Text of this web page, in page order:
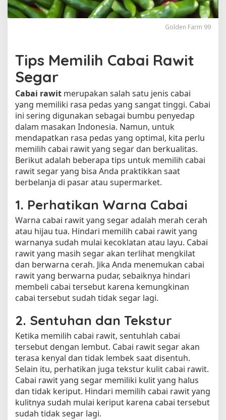
R
a
S
e
r
Golden Farm 99
Tips Memilih Cabai Rawit
Segar
Cabai rawit merupakan salah satu jenis cabai
yang memiliki rasa pedas yang sangat tinggi. Cabai
ini sering digunakan sebagai bumbu penyedap
dalam masakan Indonesia. Namun, untuk
mendapatkan rasa pedas yang optimal, kita perlu
memilih cabai rawit yang segar dan berkualitas.
Berikut adalah beberapa tips untuk memilih cabai
rawit segar yang bisa Anda praktikkan saat
berbelanja di pasar atau supermarket.
1. Perhatikan Warna Cabai
Warna cabai rawit yang segar adalah merah cerah
atau hijau tua. Hindari memilih cabai rawit yang
warnanya sudah mulai kecoklatan atau layu. Cabai
rawit yang masih segar akan terlihat mengkilat
dan berwarna cerah. Jika Anda menemukan cabai
rawit yang berwarna pudar, sebaiknya hindari
membeli cabai tersebut karena kemungkinan
cabai tersebut sudah tidak segar lagi.
2. Sentuhan dan Tekstur
Ketika memilih cabai rawit, sentuhlah cabai
tersebut dengan lembut. Cabai rawit segar akan
terasa kenyal dan tidak lembek saat disentuh.
Selain itu, perhatikan juga tekstur kulit cabai rawit.
Cabai rawit yang segar memiliki kulit yang halus
dan tidak keriput. Hindari memilih cabai rawit yang
kulitnya sudah mulai keriput karena cabai tersebut
sudah tidak segar lagi.